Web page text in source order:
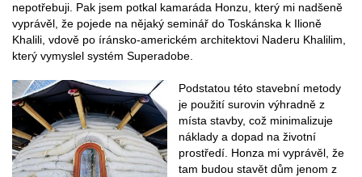
nepotřebuji. Pak jsem potkal kamaráda Honzu, který mi nadšeně
vyprávěl, že pojede na nějaký seminář do Toskánska k Ilioně
Khalili, vdově po íránsko-americkém architektovi Naderu Khalilim,
který vymyslel systém Superadobe.
Podstatou této stavební metody
je použití surovin výhradně z
místa stavby, což minimalizuje
náklady a dopad na životní
prostředí. Honza mi vyprávěl, že
tam budou stavět dům jenom z